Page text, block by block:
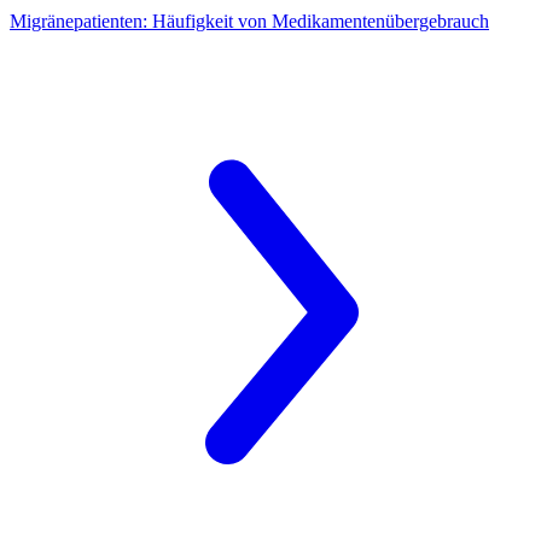
Migränepatienten: Häufigkeit von Medikamentenübergebrauch